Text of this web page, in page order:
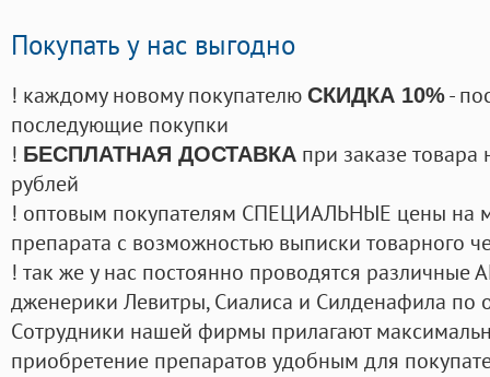
Покупать у нас выгодно
! каждому новому покупателю СКИДКА 10%-
последующие покупки
! БЕСПЛАТНАЯ ДОСТАВКА при заказе
рублей
! оптовым покупателям СПЕЦИАЛЬНЫЕ цены на
препарата с возможностью выписки товарного
! так же у нас постоянно проводятся
дженерики Левитры, Сиалиса и Силденафила по
Cотрудники нашей фирмы прилагают
приобретение препаратов удобным для